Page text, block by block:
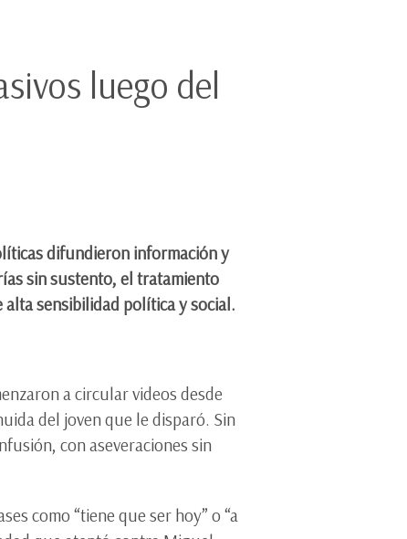
luego del
difundieron información y
sin sustento, el tratamiento
sensibilidad política y social.
a circular videos desde
del joven que le disparó. Sin
con aseveraciones sin
como “tiene que ser hoy” o “a